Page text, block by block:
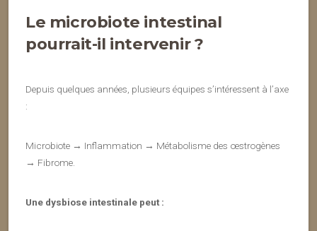
Le microbiote intestinal
pourrait-il intervenir ?
Depuis quelques années, plusieurs équipes s’intéressent à l’axe
:
Microbiote → Inflammation → Métabolisme des œstrogènes
→ Fibrome.
Une dysbiose intestinale peut :